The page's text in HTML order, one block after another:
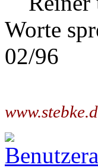
Worte
02/96